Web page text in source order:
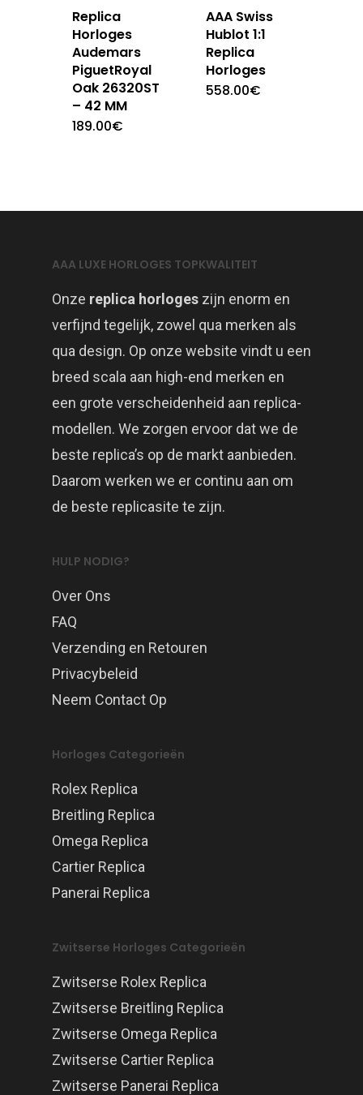
Replica
Horloges
Audemars
PiguetRoyal
Oak 26320ST
– 42 MM
189.00€
AAA Swiss
Hublot 1:1
Replica
Horloges
558.00€
AAA LUXE HORLOGES TOPKWALITEIT
Onze replica horloges zijn enorm en
verfijnd tegelijk, zowel qua merken als
qua design. Op onze website vindt u een
breed scala aan high-end merken en
een grote verscheidenheid aan replica-
modellen. We zorgen ervoor dat we de
beste replica’s op de markt aanbieden.
Daarom werken we er continu aan om
de beste replicasite te zijn.
HULP NODIG?
Over Ons
FAQ
Verzending en Retouren
Privacybeleid
Neem Contact Op
Horloges Categorieën
Rolex Replica
Breitling Replica
Omega Replica
Cartier Replica
Panerai Replica
Zwitserse Horloges Categorieën
Zwitserse Rolex Replica
Zwitserse Breitling Replica
Zwitserse Omega Replica
Zwitserse Cartier Replica
Zwitserse Panerai Replica